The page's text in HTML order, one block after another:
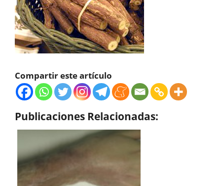
Compartir este artículo
Publicaciones Relacionadas: